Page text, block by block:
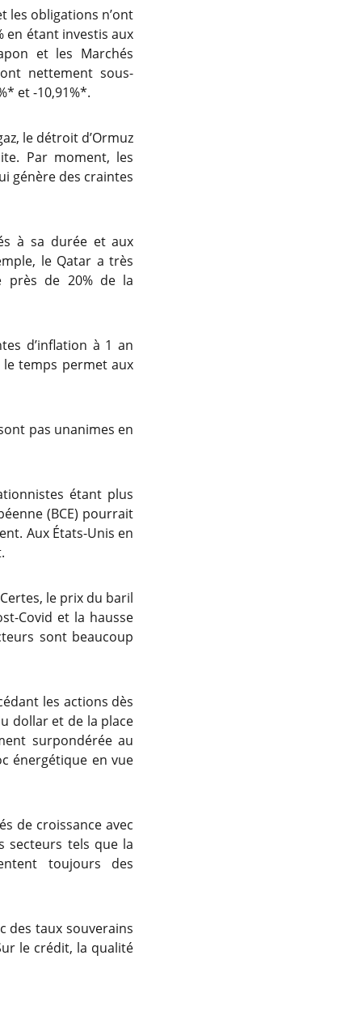
les obligations n’ont
en étant investis aux
et les Marchés
nettement sous-
et -10,91%*.
le détroit d’Ormuz
Par moment, les
génère des craintes
à sa durée et aux
le Qatar a très
près de 20% de la
d’inflation à 1 an
temps permet aux
pas unanimes en
étant plus
(BCE) pourrait
Aux États-Unis en
le prix du baril
Covid et la hausse
sont beaucoup
les actions dès
dollar et de la place
surpondérée au
énergétique en vue
de croissance avec
secteurs tels que la
toujours des
des taux souverains
le crédit, la qualité